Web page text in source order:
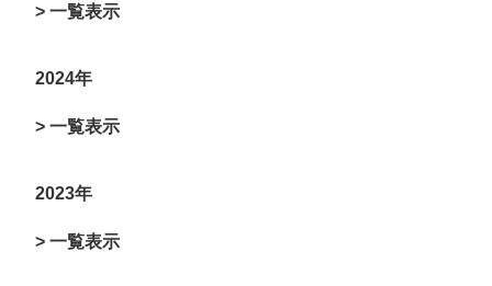
> 一覧表示
2024年
> 一覧表示
2023年
> 一覧表示